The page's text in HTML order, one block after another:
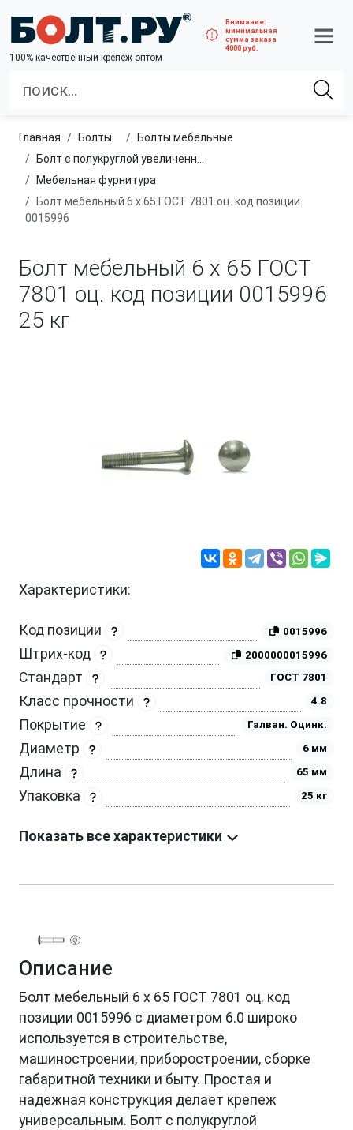
100% качественный крепеж оптом
Внимание:
минимальная
сумма заказа
4000 руб.
Главная болты
болты мебельные
Болт с полукруглой увеличенной головкой и усом класса точности C (мебельный)
Мебельная фурнитура
Болт мебельный 6 х 65 ГОСТ 7801 оц. код позиции
0015996
Болт мебельный 6 х 65 ГОСТ
7801 оц. код позиции 0015996
25 кг
Характеристики:
Код позиции 0015996
Штрих-код 2000000015996
Стандарт ГОСТ 7801
Класс прочности 4.8
Покрытие Галван. Оцинк.
Диаметр 6 мм
Длина 65 мм
Упаковка 25 кг
Показать все характеристики
Описание
Болт мебельный 6 х 65 ГОСТ 7801 оц. код
позиции 0015996 с диаметром 6.0 широко
используется в строительстве,
машиностроении, приборостроении, сборке
габаритной техники и быту. Простая и
надежная конструкция делает крепеж
универсальным. Болт с полукруглой